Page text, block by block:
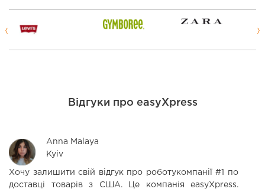
Відгуки про easyXpress
Anna Malaya
Kyiv
Хочу залишити свій відгук про роботукомпанії #1 по
доставці товарів з США. Це компанія easyXpress.